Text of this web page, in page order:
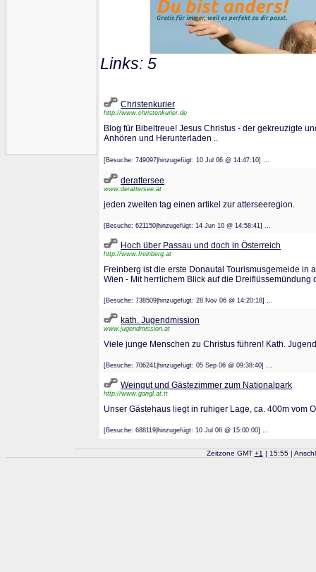
Links: 5
Christenkurier
http://www.christenkurier.de
Blog für Bibeltreue! Jesus Christus - der gekreuzigte
Anhören und Herunterladen ..
[Besuche: 749097|hinzugefügt: 10 Jul 06 @ 14:47:10] ...
derattersee
www.derattersee.at
jeden zweiten tag einen artikel zur atterseeregion.
[Besuche: 621150|hinzugefügt: 14 Jun 10 @ 14:58:41] ...
Hoch über Passau und doch in Österreich
http://www.freinberg.at
Freinberg ist die erste Donautal Tourismusgemeide
Wien - Mit herrlichem Blick auf die Dreiflüssemündung
[Besuche: 738509|hinzugefügt: 28 Nov 06 @ 14:20:18] ...
kath. Jugendmission
www.jugendmission.at
Viele junge Menschen zu Christus führen! Kath.
[Besuche: 706241|hinzugefügt: 05 Sep 06 @ 09:38:40] ...
Weingut und Gästezimmer zum Nationalpark
http://www.gangl.at.tt
Unser Gästehaus liegt in ruhiger Lage, ca. 400m vom
[Besuche: 688119|hinzugefügt: 10 Jul 06 @ 15:00:00] ...
Zeitzone GMT +1 | 15:55 |